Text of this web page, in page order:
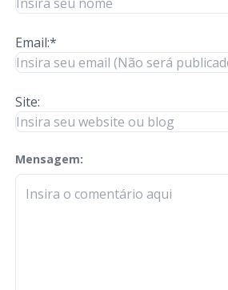
Email:*
Site:
Mensagem:
check-terms